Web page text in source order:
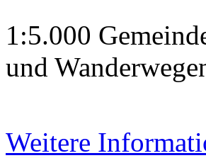
1:5.000
und
Weitere